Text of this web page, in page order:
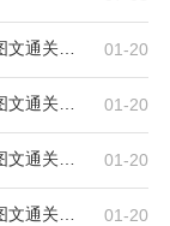
召唤与合成解谜第65关怎么过 第65关图文通关攻略 01-20
召唤与合成解谜第66关怎么过 第66关图文通关攻略 01-20
召唤与合成解谜第67关怎么过 第67关图文通关攻略 01-20
召唤与合成解谜第68关怎么过 第68关图文通关攻略 01-20